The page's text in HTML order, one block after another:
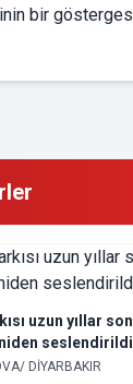
bir
uzun yıllar
DİYARBAKIR